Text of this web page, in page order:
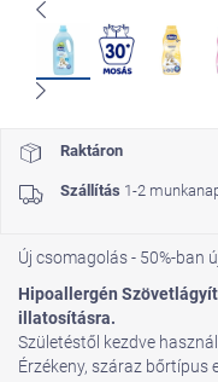
Raktáron
Szállítás 1-2
Új csomagolás - 50%-ban
Hipoallergén
illatosításra.
Születéstől kezdve
Érzékeny, száraz bőrtípus